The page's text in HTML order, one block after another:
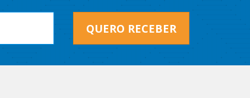
QUERO RECEBER